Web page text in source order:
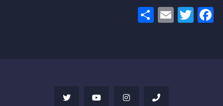
Facebook
Twitter
Email